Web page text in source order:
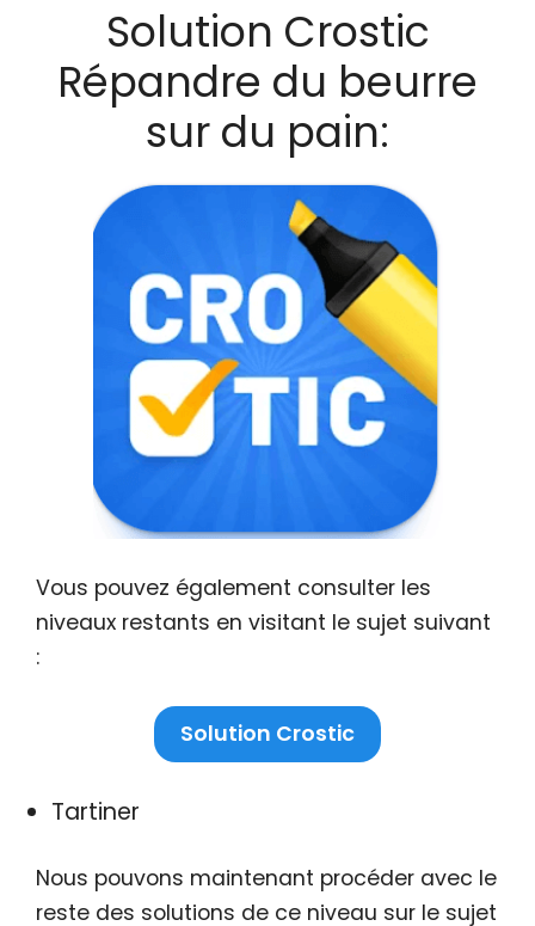
Solution Crostic
Répandre du beurre
sur du pain:
Vous pouvez également consulter les
niveaux restants en visitant le sujet suivant
:
Solution Crostic
Tartiner
Nous pouvons maintenant procéder avec le
reste des solutions de ce niveau sur le sujet